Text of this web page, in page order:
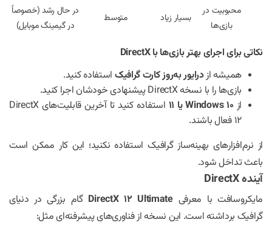
محبوبیت در
بازی‌ها
بسیار زیاد متوسط
در حال رشد (خصوصاً
در گیمینگ موبایل)
نکاتی برای اجرای بهتر بازی‌ها با DirectX
همیشه ازدرایور به‌روز کارت گرافیک استفاده کنید.
بازی‌ها را با نسخه DirectX پیشنهادی خودشان اجرا کنید.
از Windows 10 یا 11
استفاده کنید تا آخرین قابلیت‌های DirectX
12 فعال باشند.
از نرم‌افزارهای بهینه‌ساز گرافیک استفاده نکنید؛ این کار ممکن است
باعث تداخل شود.
آینده DirectX
مایکروسافت با معرفیDirectX 12 Ultimate گام بزرگی در دنیای
گرافیک برداشته است. این نسخه از فناوری‌های پیشرفته‌ای مثل: